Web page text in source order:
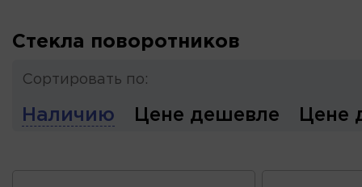
Стекла поворотников
Сортировать по:
Наличию Цене дешевле Цене